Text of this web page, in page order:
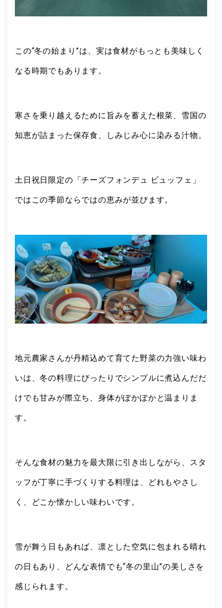
この“冬の始まり”は、実は食材がもっとも美味しく
なる時期でもあります。
寒さを乗り越えるために旨みを蓄えた根菜、雪国の
知恵が詰まった保存食、しみじみ心に染みる汁物。
土日祝日限定の「チーズフォンデュ ビュッフェ」
ではこの季節ならではの恵みが並びます。
地元農家さんが丹精込めて育てた野菜の力強い味わ
いは、冬の料理にぴったりでシンプルに煮込んだだ
けでも甘みが際立ち、身体がぽかぽかと温まりま
す。
そんな食材の魅力を最大限に引き出しながら、スタ
ッフが丁寧に手づくりする料理は、どれもやさし
く、どこか懐かしい味わいです。
雪が舞う日もあれば、凛とした空気に包まれる晴れ
の日もあり、どんな表情でも“冬の里山”の美しさを
感じられます。